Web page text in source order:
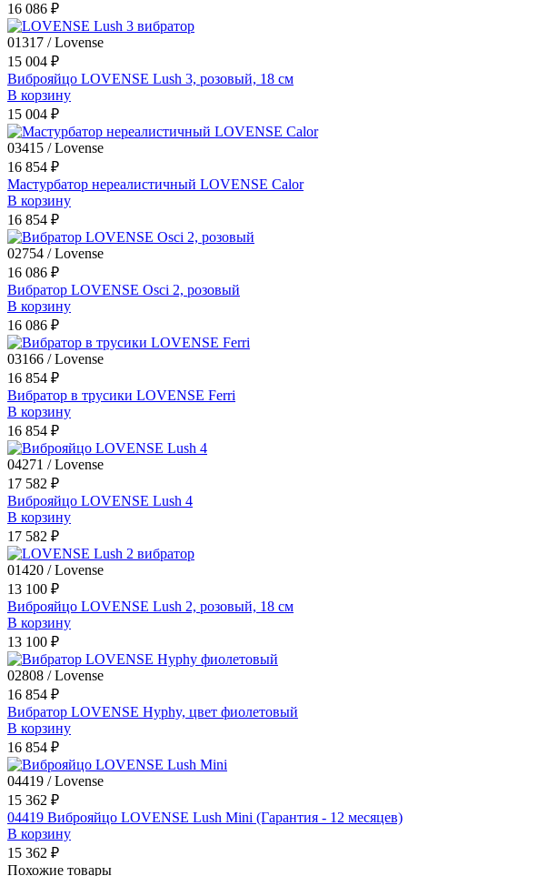
16 086 ₽
01317 / Lovense
15 004 ₽
Виброяйцо LOVENSE Lush 3, розовый, 18 см
В корзину
15 004 ₽
03415 / Lovense
16 854 ₽
Мастурбатор нереалистичный LOVENSE Calor
В корзину
16 854 ₽
02754 / Lovense
16 086 ₽
Вибратор LOVENSE Osci 2, розовый
В корзину
16 086 ₽
03166 / Lovense
16 854 ₽
Вибратор в трусики LOVENSE Ferri
В корзину
16 854 ₽
04271 / Lovense
17 582 ₽
Виброяйцо LOVENSE Lush 4
В корзину
17 582 ₽
01420 / Lovense
13 100 ₽
Виброяйцо LOVENSE Lush 2, розовый, 18 см
В корзину
13 100 ₽
02808 / Lovense
16 854 ₽
Вибратор LOVENSE Hyphy, цвет фиолетовый
В корзину
16 854 ₽
04419 / Lovense
15 362 ₽
04419 Виброяйцо LOVENSE Lush Mini (Гарантия - 12 месяцев)
В корзину
15 362 ₽
Похожие товары